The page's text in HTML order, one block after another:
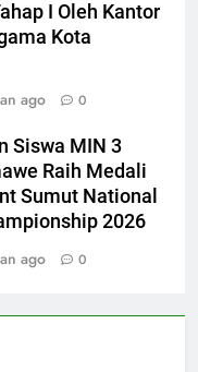
I Oleh Kantor
Kota
ago 0
Siswa MIN 3
Raih Medali
Sumut National
2026
ago 0